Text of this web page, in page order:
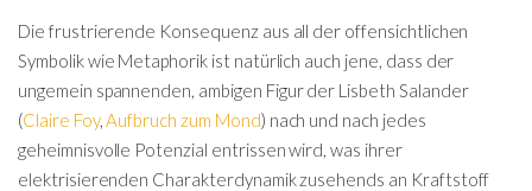
Die frustrierende Konsequenz aus all der offensichtlichen
Symbolik wie Metaphorik ist natürlich auch jene, dass der
ungemein spannenden, ambigen Figur der Lisbeth Salander
(Claire Foy, Aufbruch zum Mond) nach und nach jedes
geheimnisvolle Potenzial entrissen wird, was ihrer
elektrisierenden Charakterdynamik zusehends an Kraftstoff